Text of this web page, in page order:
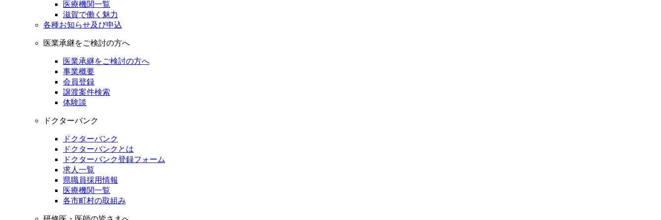
医療機関一覧
滋賀で働く魅力
各種お知らせ及び申込
医業承継をご検討の方へ
医業承継をご検討の方へ
事業概要
会員登録
譲渡案件検索
体験談
ドクターバンク
ドクターバンク
ドクターバンクとは
ドクターバンク登録フォーム
求人一覧
県職員採用情報
医療機関一覧
各市町村の取組み